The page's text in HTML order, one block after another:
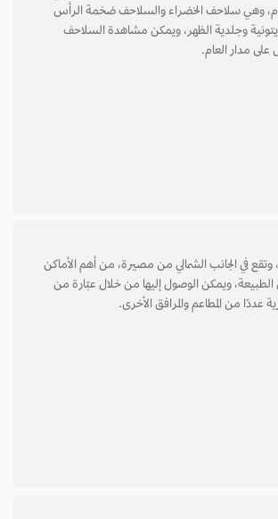
وهي سلاحف الخضراء والسلاحف ضخمة الرأس
وجلدية الظهر، ويمكن مشاهدة السلاحف
مدار العام.
في الجانب الشمالي من مصيرة، من أهم الأماكن
ويمكن الوصول إليها من خلال عبّارة من
من المطاعم والمرافق الأخرى.